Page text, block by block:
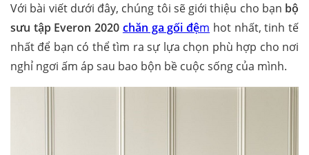
Với bài viết dưới đây, chúng tôi sẽ giới thiệu cho bạn bộ
sưu tập Everon 2020 chăn ga gối đệm hot nhất, tinh tế
nhất để bạn có thể tìm ra sự lựa chọn phù hợp cho nơi
nghỉ ngơi ấm áp sau bao bộn bề cuộc sống của mình.